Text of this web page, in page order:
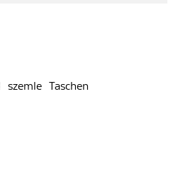
szemle
Taschen